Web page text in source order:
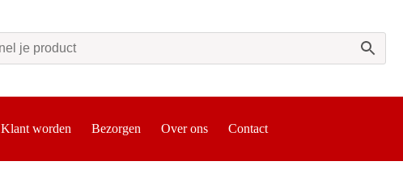
Klant worden Bezorgen Over ons Contact